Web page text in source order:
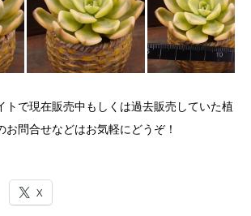
トで現在販売中もしくは過去販売していた植
お問合せなどはお気軽にどうぞ！
X